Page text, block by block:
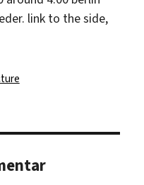
link to the side,